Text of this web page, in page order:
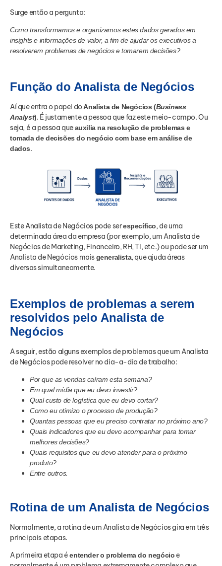
Surge então a pergunta:
Como transformamos e organizamos estes dados gerados em
insights e informações de valor, a fim de ajudar os executivos a
resolverem problemas de negócios e tomarem decisões?
Função do Analista de Negócios
Aí que entra o papel doAnalista de Negócios (Business
Analyst). É justamente a pessoa que faz este meio-campo. Ou
seja, é a pessoa queauxilia na resolução de problemas e
tomada de decisões do negócio com base em análise de
dados.
Este Analista de Negócios pode serespecífico, de uma
determinada área da empresa (por exemplo, um Analista de
Negócios de Marketing, Financeiro, RH, TI, etc.) ou pode ser um
Analista de Negócios maisgeneralista, que ajuda áreas
diversas simultaneamente.
Exemplos de problemas a serem
resolvidos pelo Analista de
Negócios
A seguir, estão alguns exemplos de problemas que um Analista
de Negócios pode resolver no dia-a-dia de trabalho:
Por que as vendas caíram esta semana?
Em qual mídia que eu devo investir?
Qual custo de logística que eu devo cortar?
Como eu otimizo o processo de produção?
Quantas pessoas que eu preciso contratar no próximo ano?
Quais indicadores que eu devo acompanhar para tomar
melhores decisões?
Quais requisitos que eu devo atender para o próximo
produto?
Entre outros.
Rotina de um Analista de Negócios
Normalmente, a rotina de um Analista de Negócios gira em três
principais etapas.
A primeira etapa éentender o problema do negócio e